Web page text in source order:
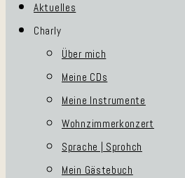
Aktuelles
Charly
Über mich
Meine CDs
Meine Instrumente
Wohnzimmerkonzert
Sprache | Sprohch
Mein Gästebuch